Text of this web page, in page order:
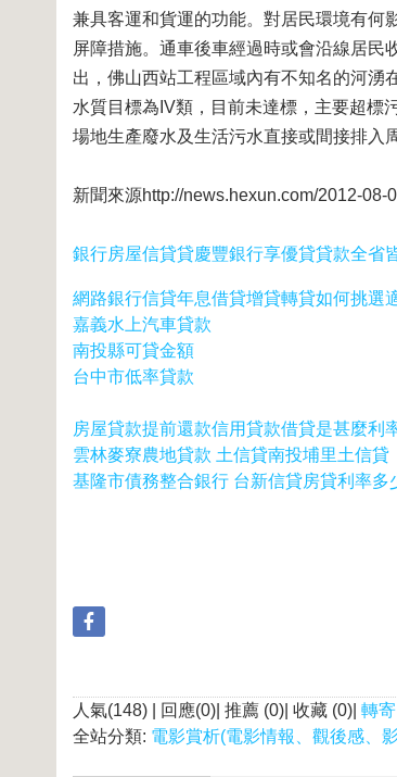
兼具客運和貨運的功能。對居民環境有何
屏障措施。通車後車經過時或會沿線居民
出，佛山西站工程區域內有不知名的河湧
水質目標為IV類，目前未達標，主要超標
場地生產廢水及生活污水直接或間接排入
新聞來源http://news.hexun.com/2012-08-
銀行房屋信貸貸慶豐銀行享優貸貸款全省
網路銀行信貸年息借貸增貸轉貸如何挑選
嘉義水上汽車貸款
南投縣可貸金額
台中市低率貸款
房屋貸款提前還款信用貸款借貸是甚麼利
雲林麥寮農地貸款 土信貸南投埔里土信貸
基隆市債務整合銀行 台新信貸房貸利率多
人氣(148) | 回應(0)| 推薦 (0)| 收藏 (0)| 轉寄
全站分類: 電影賞析(電影情報、觀後感、